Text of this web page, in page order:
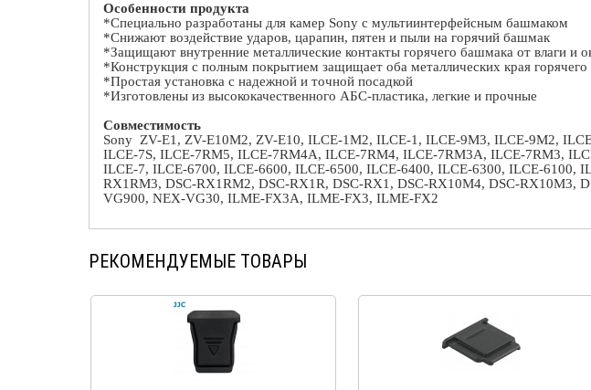
Особенности продукта
*Специально разработаны для камер Sony с мультиинтерфейсным башмаком
*Снижают воздействие ударов, царапин, пятен и пыли на горячий башмак
*Защищают внутренние металлические контакты горячего башмака от влаги и
*Конструкция с полным покрытием защищает оба металлических края
*Простая установка с надежной и точной посадкой
*Изготовлены из высококачественного АБС-пластика, легкие и прочные
Совместимость
Sony ZV-E1, ZV-E10M2, ZV-E10, ILCE-1M2, ILCE-1, ILCE-9M3, ILCE-9M2,
ILCE-7S, ILCE-7RM5, ILCE-7RM4A, ILCE-7RM4, ILCE-7RM3A, ILCE-7RM3,
ILCE-7, ILCE-6700, ILCE-6600, ILCE-6500, ILCE-6400, ILCE-6300, ILCE-
RX1RM3, DSC-RX1RM2, DSC-RX1R, DSC-RX1, DSC-RX10M4, DSC-
VG900, NEX-VG30, ILME-FX3A, ILME-FX3, ILME-FX2
РЕКОМЕНДУЕМЫЕ ТОВАРЫ